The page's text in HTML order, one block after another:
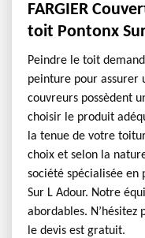
FARGIER
toit Pontonx
Peindre le toit
peinture pour assurer
couvreurs possèdent
choisir le produit
la tenue de votre
choix et selon la
société spécialisée
Sur L Adour. Notre
abordables. N’hésitez
le devis est gratuit.